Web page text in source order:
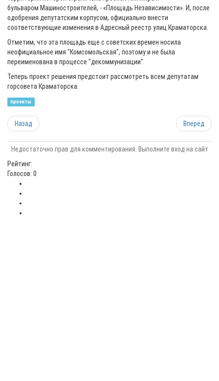
бульваром Машиностроителей, - «Площадь Независимости». И, после
одобрения депутатским корпусом, официально внести
соответствующие изменения в Адресный реестр улиц Краматорска.
Отметим, что эта площадь еще с советских времен носила
неофициальное имя "Комсомольская", поэтому и не была
переименована в процессе "декоммунизации".
Теперь проект решения предстоит рассмотреть всем депутатам
горсовета Краматорска.
проекты
Назад Вперёд
Недостаточно прав для комментирования. Выполните вход на сайт
Рейтинг:
Голосов: 0